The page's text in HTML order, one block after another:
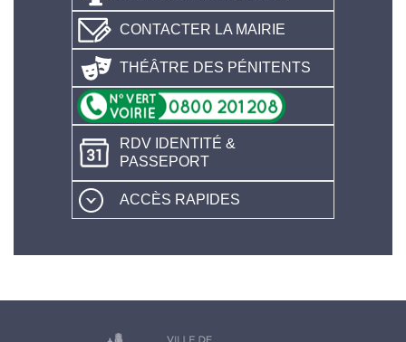
CONTACTER LA MAIRIE
THÉÂTRE DES PÉNITENTS
RDV IDENTITÉ &
PASSEPORT
ACCÈS RAPIDES